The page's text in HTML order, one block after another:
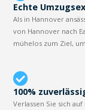
Echte
Als in Hannover
von Hannover nach
mühelos zum Ziel,
100%
Verlassen Sie sich